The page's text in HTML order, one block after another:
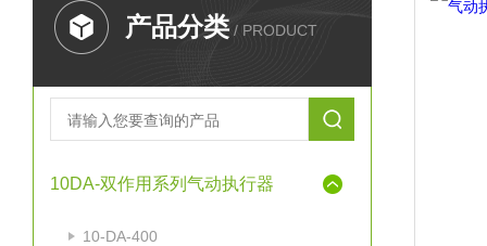
产品分类 / PRODUCT
10DA-双作用系列气动执行器
10-DA-400